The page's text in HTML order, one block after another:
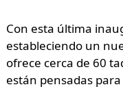
Con esta última
estableciendo un
ofrece cerca de 60
están pensadas